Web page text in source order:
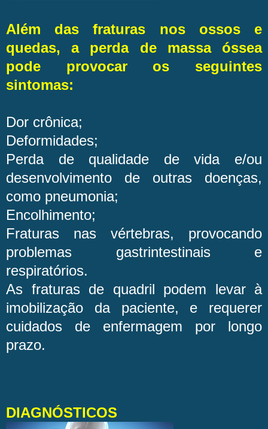
Além das fraturas nos ossos e
quedas, a perda de massa óssea
pode provocar os seguintes
sintomas:
Dor crônica;
Deformidades;
Perda de qualidade de vida e/ou
desenvolvimento de outras doenças,
como pneumonia;
Encolhimento;
Fraturas nas vértebras, provocando
problemas gastrintestinais e
respiratórios.
As fraturas de quadril podem levar à
imobilização da paciente, e requerer
cuidados de enfermagem por longo
prazo.
DIAGNÓSTICOS